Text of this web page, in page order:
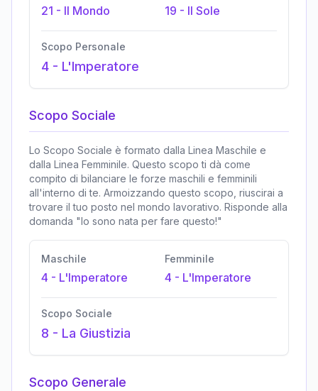
21 - Il Mondo 19 - Il Sole
Scopo Personale
4 - L'Imperatore
Scopo Sociale
Lo Scopo Sociale è formato dalla Linea Maschile e
dalla Linea Femminile. Questo scopo ti dà come
compito di bilanciare le forze maschili e femminili
all'interno di te. Armoizzando questo scopo, riuscirai a
trovare il tuo posto nel mondo lavorativo. Risponde alla
domanda "Io sono nata per fare questo!"
Maschile
4 - L'Imperatore
Femminile
4 - L'Imperatore
Scopo Sociale
8 - La Giustizia
Scopo Generale